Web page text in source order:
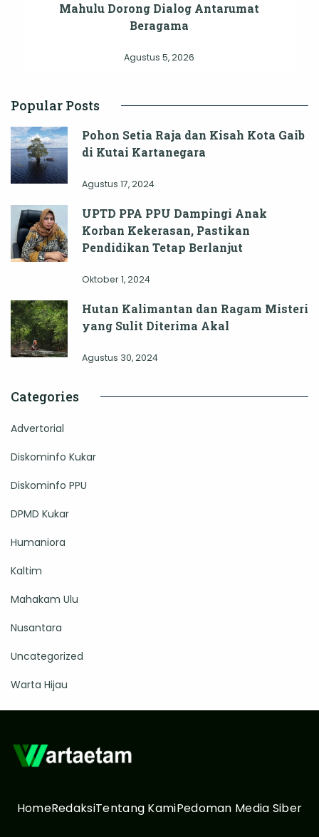
Mahulu Dorong Dialog Antarumat
Beragama
Agustus 5, 2026
Popular Posts
Pohon Setia Raja dan Kisah Kota Gaib
di Kutai Kartanegara
Agustus 17, 2024
UPTD PPA PPU Dampingi Anak
Korban Kekerasan, Pastikan
Pendidikan Tetap Berlanjut
Oktober 1, 2024
Hutan Kalimantan dan Ragam Misteri
yang Sulit Diterima Akal
Agustus 30, 2024
Categories
Advertorial
Diskominfo Kukar
Diskominfo PPU
DPMD Kukar
Humaniora
Kaltim
Mahakam Ulu
Nusantara
Uncategorized
Warta Hijau
HomeRedaksiTentang KamiPedoman Media Siber